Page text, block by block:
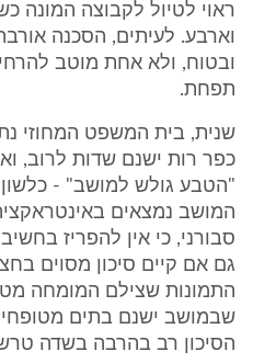
ראוי לטיול לקבוצה המונה
וארבע. לעיתים, הסכנה
ובטוח, ולא אחת מוטב
תפחת.
שנית, בית המשפט המחוזי
כפר רות ישנם שדות לרוב,
"הטבע גולש למושב" -
המושב נמצאים
סבורני, כי אין להפריז
גם אם קיים סיכון מסוים
התמונות שצילם המומחה
שבמושב ישנם בתים
הסיכון רב בהרבה בשדה